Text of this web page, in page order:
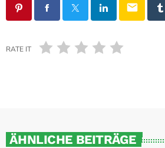
email
RATE IT
ÄHNLICHE BEITRÄGE